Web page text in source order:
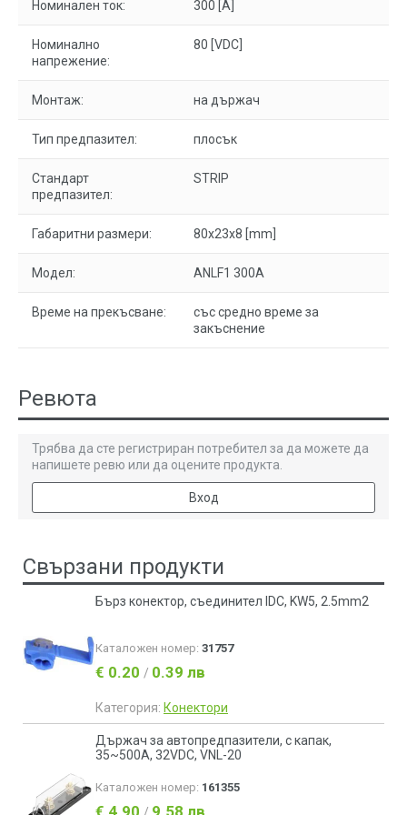
Номинален ток: 300 [A]
Номинално
напрежение:
80 [VDC]
Монтаж: на държач
Тип предпазител: плосък
Стандарт
предпазител:
STRIP
Габаритни размери: 80x23x8 [mm]
Модел: ANLF1 300A
Време на прекъсване:
със средно време за
закъснение
Ревюта
Трябва да сте регистриран потребител за да можете да
напишете ревю или да оцените продукта.
Вход
Свързани продукти
Бърз конектор, съединител IDC, KW5, 2.5mm2
Каталожен номер: 31757
€ 0.20 / 0.39 лв
Категория: Конектори
Държач за автопредпазители, с капак,
35~500A, 32VDC, VNL-20
Каталожен номер: 161355
€ 4.90 9.58 лв